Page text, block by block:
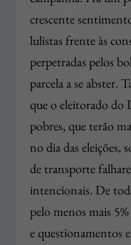
crescente
lulistas frente às
perpetradas pelos
parcela a se abster.
que o eleitorado do
pobres, que terão
no dia das eleições,
de transporte
intencionais. De
pelo menos mais
e questionamentos